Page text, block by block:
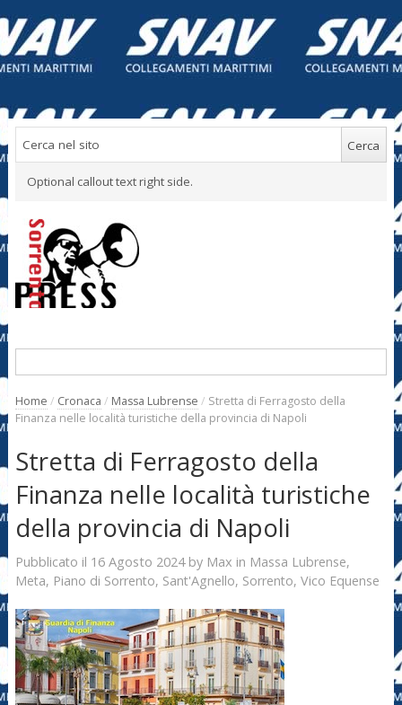
Optional callout text right side.
Home / Cronaca / Massa Lubrense / Stretta di Ferragosto della
Finanza nelle località turistiche della provincia di Napoli
Stretta di Ferragosto della
Finanza nelle località turistiche
della provincia di Napoli
Pubblicato il 16 Agosto 2024by Max in Massa Lubrense,
Meta, Piano di Sorrento, Sant'Agnello, Sorrento, Vico Equense